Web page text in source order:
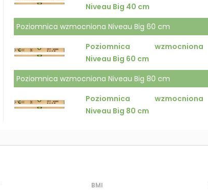
Niveau Big 40 cm
Poziomnica wzmocniona Niveau Big 60 cm
Poziomnica wzmocniona
Niveau Big 60 cm
Poziomnica wzmocniona Niveau Big 80 cm
Poziomnica wzmocniona
Niveau Big 80 cm
BMI